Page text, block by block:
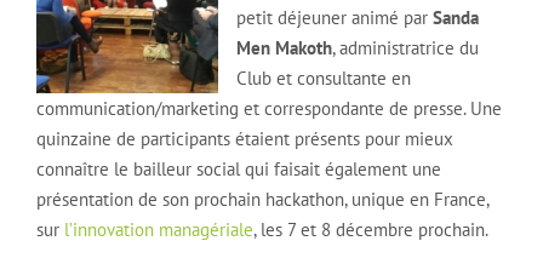
petit déjeuner animé par Sanda
Men Makoth, administratrice du
Club et consultante en
communication/marketing et correspondante de presse. Une
quinzaine de participants étaient présents pour mieux
connaître le bailleur social qui faisait également une
présentation de son prochain hackathon, unique en France,
sur l’innovation managériale, les 7 et 8 décembre prochain.